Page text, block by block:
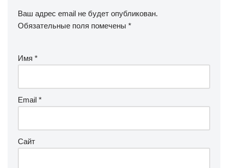
Ваш адрес email не будет опубликован.
Обязательные поля помечены *
Имя *
Email *
Сайт